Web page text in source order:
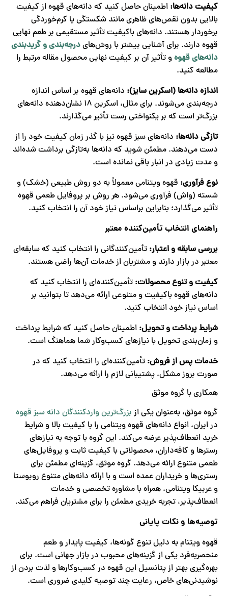
کیفیت دانه‌ها:اطمینان حاصل کنید که دانه‌های قهوه از کیفیت
بالایی بدون نقص‌های ظاهری مانند شکستگی یا کرم‌خوردگی
برخوردار هستند. دانه‌های باکیفیت تأثیر مستقیمی بر طعم نهایی
قهوه دارند. برای آشنایی بیشتر با روش‌هایدرجه‌بندی و گریدبندی
دانه‌های قهوهو تأثیر آن بر کیفیت نهایی محصول مقاله مرتبط را
مطالعه کنید.
اندازه دانه‌ها (اسکرین سایز):دانه‌های قهوه بر اساس اندازه
درجه‌بندی می‌شوند. برای مثال، اسکرین ۱۸ نشان‌دهنده دانه‌های
بزرگ‌تر است که بر یکنواختی رست تأثیر می‌گذارند.
تازگی دانه‌ها:دانه‌های سبز قهوه نیز با گذر زمان کیفیت خود را از
دست می‌دهند. مطمئن شوید که دانه‌ها به‌تازگی برداشت شده‌اند
و مدت زیادی در انبار باقی نمانده است.
نوع فرآوری:قهوه ویتنامی معمولاً به دو روش طبیعی (خشک) و
شسته (واش) فرآوری می‌شود. هر روش بر پروفایل طعمی قهوه
تأثیر می‌گذارد؛ بنابراین براساس نیاز خود آن را انتخاب کنید.
راهنمای انتخاب تأمین‌کننده معتبر
بررسی سابقه و اعتبار:تأمین‌کنندگانی را انتخاب کنید که سابقه‌ای
معتبر در بازار دارند و مشتریان از خدمات آن‌ها راضی هستند.
کیفیت و تنوع محصولات:تأمین‌کننده‌ای را انتخاب کنید که
دانه‌های قهوه باکیفیت و متنوعی ارائه می‌دهد تا بتوانید بر
اساس نیاز خود انتخاب کنید.
شرایط پرداخت و تحویل:اطمینان حاصل کنید که شرایط پرداخت
و زمان‌بندی تحویل با نیازهای کسب‌وکار شما هماهنگ است.
خدمات پس از فروش:تأمین‌کننده‌ای را انتخاب کنید که در
صورت بروز مشکل، پشتیبانی لازم را ارائه می‌دهد.
همکاری با گروه موثق
گروه موثق، به‌عنوان یکی ازبزرگ‌ترین واردکنندگان دانه سبز قهوه
در ایران، انواع دانه‌های قهوه ویتنامی را با کیفیت بالا و شرایط
خرید انعطاف‌پذیر عرضه می‌کند. این گروه با توجه به نیازهای
رسترها و کافه‌داران، محصولاتی با کیفیت ثابت و پروفایل‌های
طعمی متنوع ارائه می‌دهد. گروه موثق، گزینه‌ای مطمئن برای
رستری‌ها و خریداران عمده است و با ارائه دانه‌های متنوع روبوستا
و عربیکا ویتنامی، همراه با مشاوره تخصصی و خدمات
انعطاف‌پذیر، تجربه خریدی مطمئن را برای مشتریان فراهم می‌کند.
توصیه‌ها و نکات پایانی
قهوه ویتنام به دلیل تنوع گونه‌ها، کیفیت پایدار و طعم
منحصربه‌فرد یکی از گزینه‌های محبوب در بازار جهانی است. برای
بهره‌گیری بهتر از پتانسیل این قهوه در کسب‌وکارها و لذت بردن از
نوشیدنی‌های خاص، رعایت چند توصیه کلیدی ضروری است.